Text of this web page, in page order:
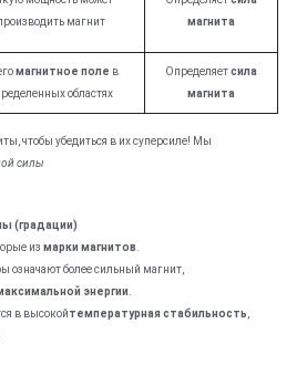
магнит
магнита
магнитное поле в
областях
Определяетсила
магнита
чтобы убедиться в их суперсиле! Мы
силы
(градации)
измарки магнитов
означают более сильный магнит,
энергии
в высокойтемпературная стабильность